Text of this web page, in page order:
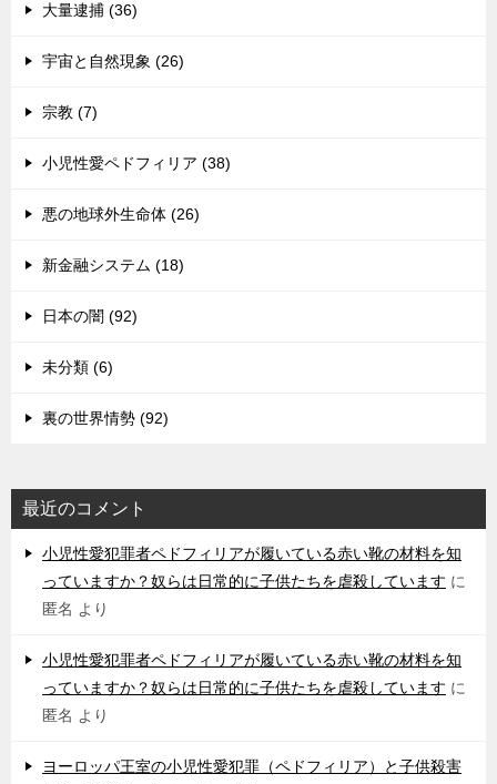
大量逮捕 (36)
宇宙と自然現象 (26)
宗教 (7)
小児性愛ペドフィリア (38)
悪の地球外生命体 (26)
新金融システム (18)
日本の闇 (92)
未分類 (6)
裏の世界情勢 (92)
最近のコメント
小児性愛犯罪者ペドフィリアが履いている赤い靴の材料を知
っていますか？奴らは日常的に子供たちを虐殺しています に
匿名 より
小児性愛犯罪者ペドフィリアが履いている赤い靴の材料を知
っていますか？奴らは日常的に子供たちを虐殺しています に
匿名 より
ヨーロッパ王室の小児性愛犯罪（ペドフィリア）と子供殺害